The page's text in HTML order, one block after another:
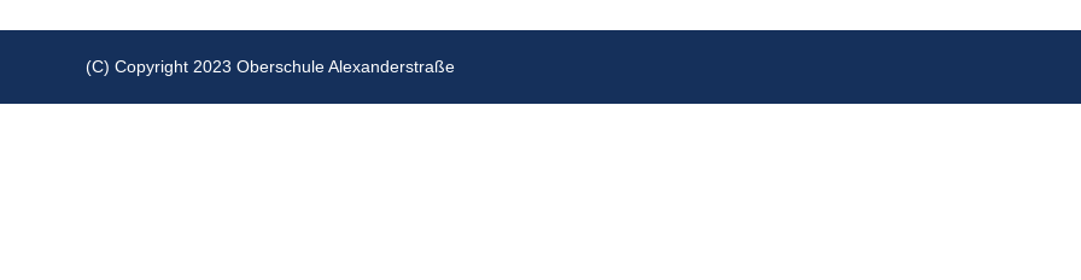
(C) Copyright 2023 Oberschule Alexanderstraße